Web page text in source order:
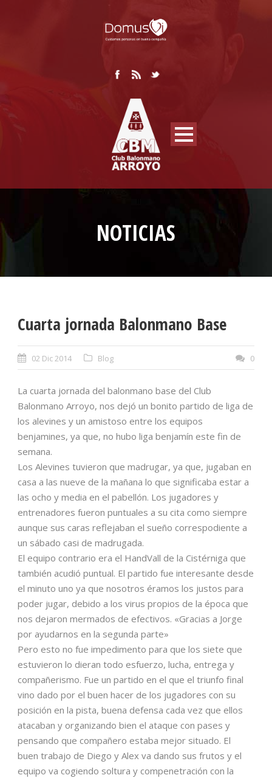
NOTICIAS
Cuarta jornada Balonmano Base
02 Dic 2014 Blog 0
La cuarta jornada del balonmano base del Club
Balonmano Arroyo, nos dejó un bonito partido de liga de
los alevines y un amistoso entre los equipos
benjamines, ya que, no hubo liga benjamín este fin de
semana.
Los Alevines tuvieron que madrugar, ya que, jugaban en
casa a las nueve de la mañana lo que significaba estar a
las ocho y media en el pabellón. Los jugadores y
entrenadores fueron puntuales a su cita como siempre
aunque sus caras reflejaban el sueño correspodiente a
un sábado casi de madrugada.
El equipo contrario era el HandVall de la Cistérniga que
también acudió puntual. El partido fue interesante desde
el minuto uno ya que nosotros éramos los justos para
poder jugar, debido a los virus propios de la época que
nos dejaron mermados de efectivos. «Gracias a Jorge
por ayudarnos en la segunda parte»
Pero esto no fue impedimento para que los siete que
estuvieron lo dieran todo esfuerzo, lucha, entrega y
compañerismo. Fue un partido en el que el triunfo final
vino dado por el buen hacer de los jugadores con su
posición en la pista, buena defensa cada vez que ellos
atacaban y organizando bien el ataque con pases y
pensando que compañero estaba mejor situado. El
buen trabajo de Diego y Alex va dando sus frutos y el
equipo va cogiendo soltura y compenetración con la